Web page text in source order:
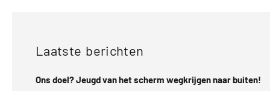
Laatste berichten
Ons doel? Jeugd van het scherm wegkrijgen naar buiten!